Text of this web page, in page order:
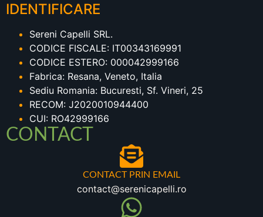
IDENTIFICARE
Sereni Capelli SRL.
CODICE FISCALE: IT00343169991
CODICE ESTERO: 000042999166
Fabrica: Resana, Veneto, Italia
Sediu Romania: Bucuresti, Sf. Vineri, 25
RECOM: J2020010944400
CUI: RO42999166
CONTACT
CONTACT PRIN EMAIL
contact@serenicapelli.ro